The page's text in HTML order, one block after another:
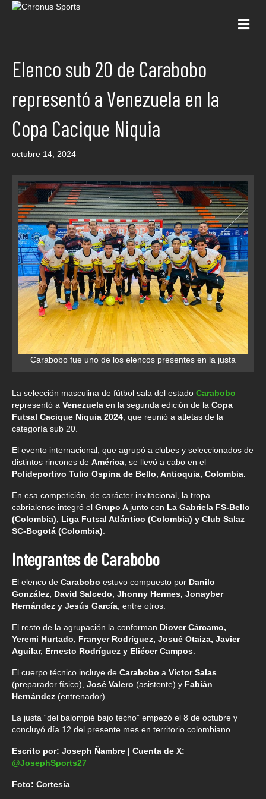
Elenco sub 20 de Carabobo
representó a Venezuela en la
Copa Cacique Niquia
octubre 14, 2024
Carabobo fue uno de los elencos presentes en la justa
La selección masculina de fútbol sala del estado Carabobo
representó a Venezuela en la segunda edición de la Copa
Futsal Cacique Niquia 2024 , que reunió a atletas de la
categoría sub 20.
El evento internacional, que agrupó a clubes y seleccionados de
distintos rincones de América , se llevó a cabo en el
Polideportivo Tulio Ospina de Bello, Antioquia, Colombia.
En esa competición, de carácter invitacional, la tropa
cabrialense integró el Grupo A junto con La Gabriela FS-Bello
(Colombia), Liga Futsal Atlántico (Colombia) y Club Salaz
SC-Bogotá (Colombia)
Integrantes de Carabobo
El elenco de Carabobo estuvo compuesto por Danilo
González, David Salcedo, Jhonny Hermes, Jonayber
Hernández y Jesús García , entre otros.
El resto de la agrupación la conforman Diover Cárcamo,
Yeremi Hurtado, Franyer Rodríguez, Josué Otaiza, Javier
Aguilar, Ernesto Rodríguez y Eliécer Campos
El cuerpo técnico incluye de Carabobo a Víctor Salas
(preparador físico), José Valero (asistente) y Fabián
Hernández (entrenador).
La justa “del balompié bajo techo” empezó el 8 de octubre y
concluyó día 12 del presente mes en territorio colombiano.
Escrito por: Joseph Ñambre | Cuenta de X:
@JosephSports27
Foto: Cortesía